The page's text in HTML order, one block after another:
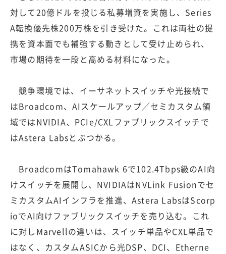
対して20億ドルを投じる私募増資を実施し、Series
A転換優先株200万株を引き受けた。これは両社の提
携を資本面でも補強する動きとして受け止められ、
市場の期待を一段と高める材料になった。
競争環境では、イーサネットスイッチや光接続で
はBroadcom、AIスケールアップ／セミカスタム領
域ではNVIDIA、PCIe/CXLファブリックスイッチで
はAstera Labsとぶつかる。
BroadcomはTomahawk 6で102.4Tbps級のAI向
けスイッチを展開し、NVIDIAはNVLink Fusionでセ
ミカスタムAIインフラを推進、Astera LabsはScorp
ioでAI向けファブリックスイッチを売り込む。これ
に対しMarvellの違いは、スイッチ単品やCXL単品で
はなく、カスタムASICから光DSP、DCI、Etherne